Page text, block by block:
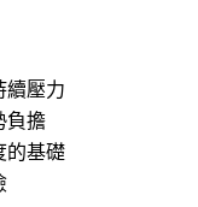
續壓力
負擔
的基礎